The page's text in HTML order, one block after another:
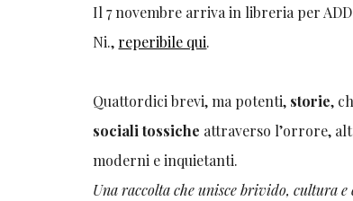
Il 7 novembre arriva in libreria per
Ni., reperibile qui.
Quattordici brevi, ma potenti, storie,
sociali tossiche attraverso l’orrore,
moderni e inquietanti.
Una raccolta che unisce brivido, cultura